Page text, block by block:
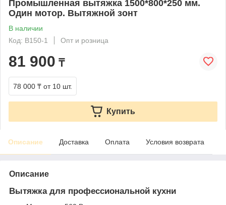
Промышленная вытяжка 1500*800*250 мм.
Один мотор. Вытяжной зонт
В наличии
Код: B150-1
Опт и розница
81 900 ₸
78 000 ₸ от 10 шт.
Купить
Описание Доставка Оплата Условия возврата
Описание
Вытяжка для профессиональной кухни